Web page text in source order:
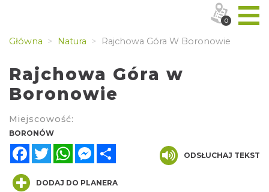
Główna Natura Rajchowa Góra W Boronowie
Rajchowa Góra w
Boronowie
Miejscowość:
BORONÓW
FacebookTwitterWhatsAppMessenger
ODSŁUCHAJ TEKST
DODAJ DO PLANERA
0